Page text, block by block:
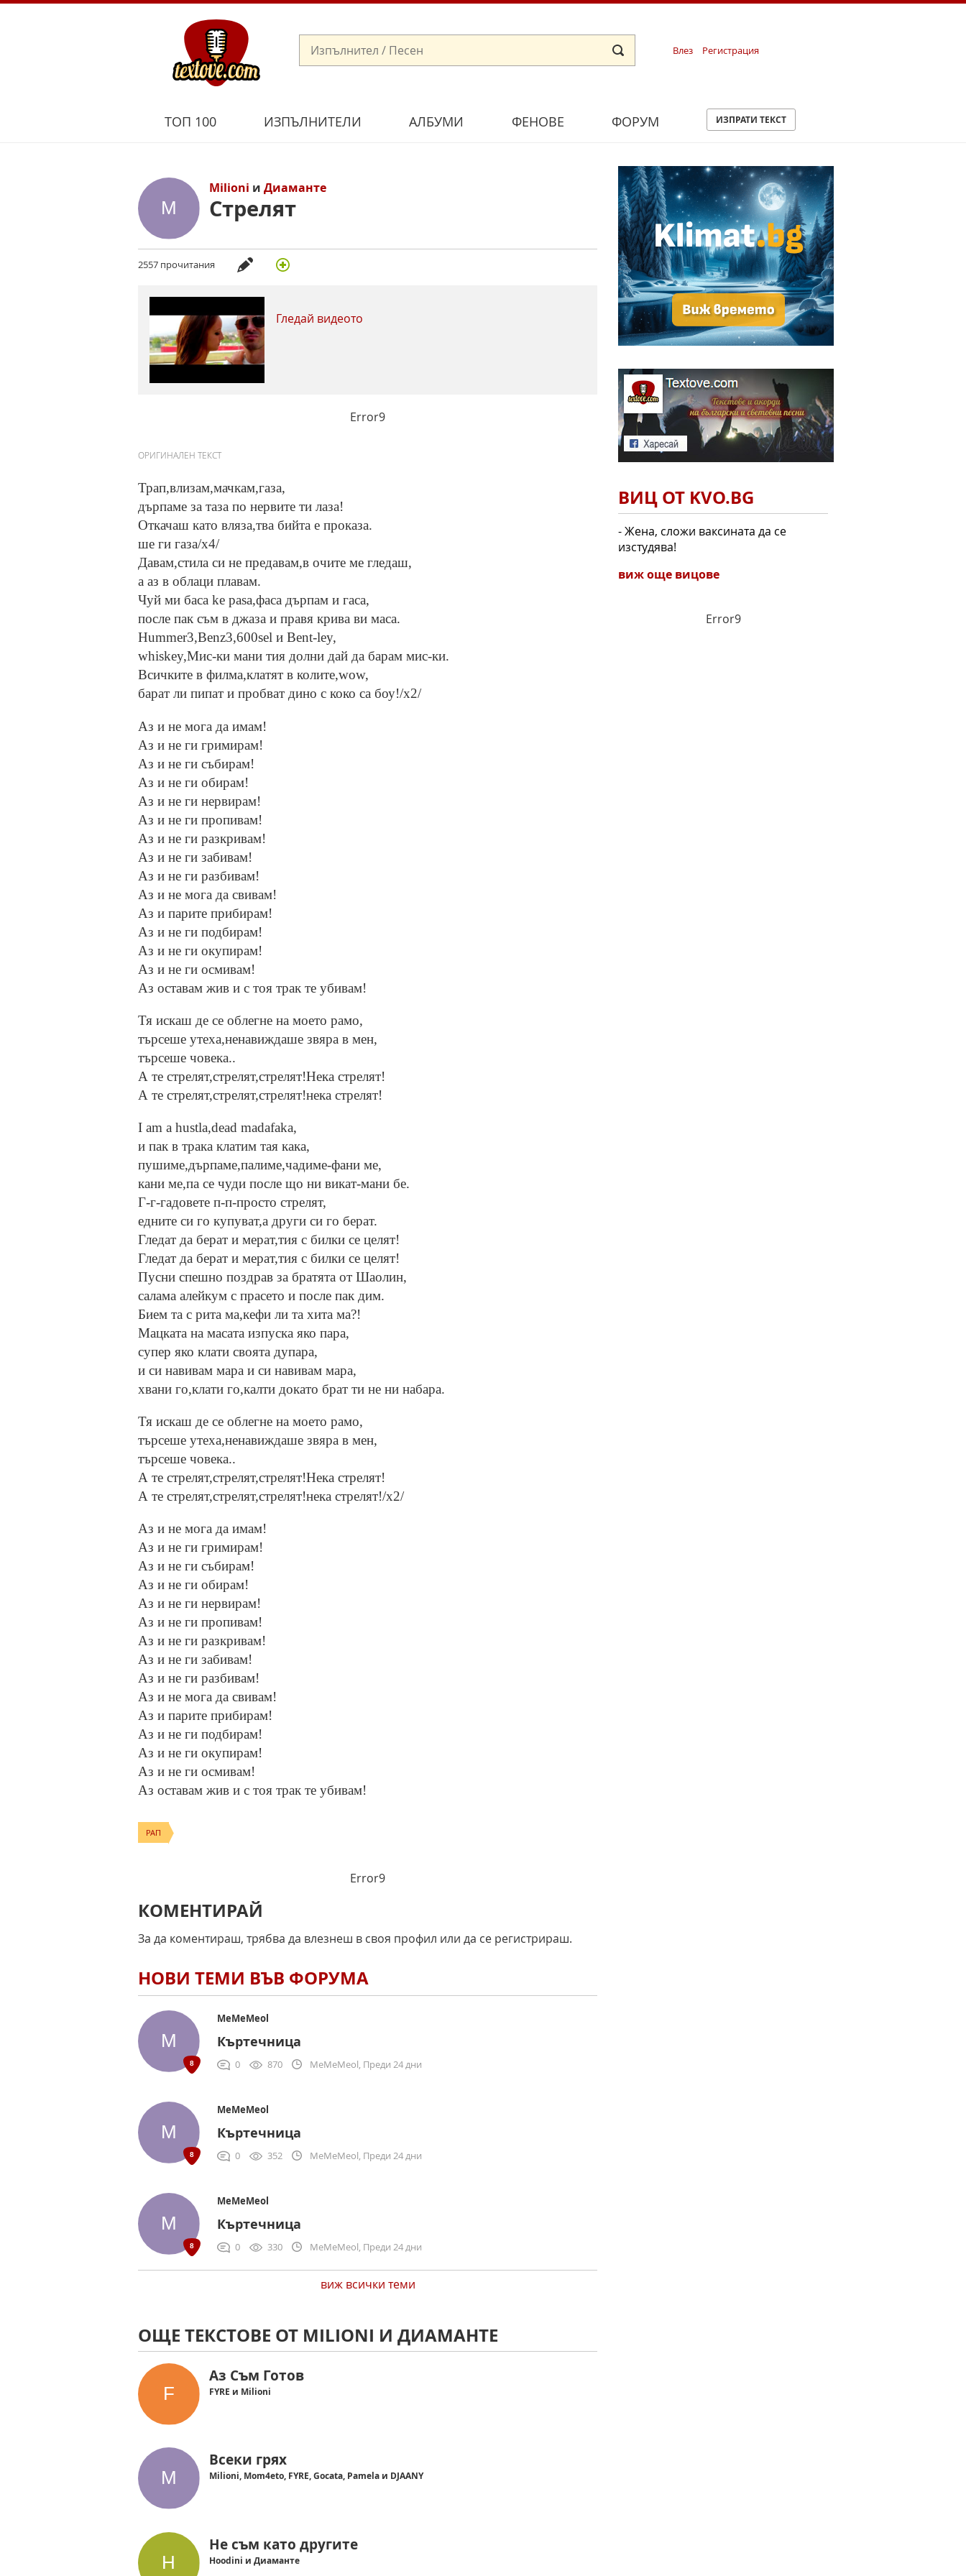
Влез Регистрация
ТОП 100 ИЗПЪЛНИТЕЛИ АЛБУМИ ФЕНОВЕ ФОРУМ ИЗПРАТИ ТЕКСТ
Milioni иДиаманте
Стрелят
2557 прочитания
Гледай видеото
Error9
ОРИГИНАЛЕН ТЕКСТ
Трап,влизам,мачкам,газа,
дърпаме за таза по нервите ти лаза!
Откачаш като вляза,тва бийта е проказа.
ше ги газа/х4/
Давам,стила си не предавам,в очите ме гледаш,
а аз в облаци плавам.
Чуй ми баса ke pasa,фаса дърпам и гаса,
после пак съм в джаза и правя крива ви маса.
Hummer3,Benz3,600sel и Bent-ley,
whiskey,Мис-ки мани тия долни дай да барам мис-ки.
Всичките в филма,клатят в колите,wow,
барат ли пипат и пробват дино с коко са боу!/х2/
Аз и не мога да имам!
Аз и не ги гримирам!
Аз и не ги събирам!
Аз и не ги обирам!
Аз и не ги нервирам!
Аз и не ги пропивам!
Аз и не ги разкривам!
Аз и не ги забивам!
Аз и не ги разбивам!
Аз и не мога да свивам!
Аз и парите прибирам!
Аз и не ги подбирам!
Аз и не ги окупирам!
Аз и не ги осмивам!
Аз оставам жив и с тоя трак те убивам!
Тя искаш де се облегне на моето рамо,
търсеше утеха,ненавиждаше звяра в мен,
търсеше човека..
А те стрелят,стрелят,стрелят!Нека стрелят!
А те стрелят,стрелят,стрелят!нека стрелят!
I am a hustla,dead madafaka,
и пак в трака клатим тая кака,
пушиме,дърпаме,палиме,чадиме-фани ме,
кани ме,па се чуди после що ни викат-мани бе.
Г-г-гадовете п-п-просто стрелят,
едните си го купуват,а други си го берат.
Гледат да берат и мерат,тия с билки се целят!
Гледат да берат и мерат,тия с билки се целят!
Пусни спешно поздрав за братята от Шаолин,
салама алейкум с прасето и после пак дим.
Бием та с рита ма,кефи ли та хита ма?!
Мацката на масата изпуска яко пара,
супер яко клати своята дупара,
и си навивам мара и си навивам мара,
хвани го,клати го,калти докато брат ти не ни набара.
Тя искаш де се облегне на моето рамо,
търсеше утеха,ненавиждаше звяра в мен,
търсеше човека..
А те стрелят,стрелят,стрелят!Нека стрелят!
А те стрелят,стрелят,стрелят!нека стрелят!/х2/
Аз и не мога да имам!
Аз и не ги гримирам!
Аз и не ги събирам!
Аз и не ги обирам!
Аз и не ги нервирам!
Аз и не ги пропивам!
Аз и не ги разкривам!
Аз и не ги забивам!
Аз и не ги разбивам!
Аз и не мога да свивам!
Аз и парите прибирам!
Аз и не ги подбирам!
Аз и не ги окупирам!
Аз и не ги осмивам!
Аз оставам жив и с тоя трак те убивам!
РАП
Error9
КОМЕНТИРАЙ
За да коментираш, трябва да влезнеш в своя профил или да се регистрираш.
НОВИ ТЕМИ ВЪВ ФОРУМА
MeMeMeol
Къртечница
0 870 MeMeMeol, Преди 24 дни
MeMeMeol
Къртечница
0 352 MeMeMeol, Преди 24 дни
MeMeMeol
Къртечница
0 330 MeMeMeol, Преди 24 дни
виж всички теми
ОЩЕ ТЕКСТОВЕ ОТ MILIONI И ДИАМАНТЕ
Аз Съм Готов
FYRE и Milioni
Всеки грях
Milioni, Mom4eto, FYRE, Gocata, Pamela и DJAANY
Не съм като другите
Hoodini и Диаманте
ВИЦ ОТ KVO.BG
- Жена, сложи ваксината да се
изстудява!
виж още вицове
Error9